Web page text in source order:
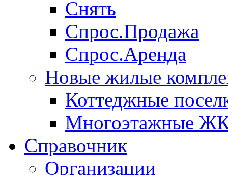
Снять
Спрос.Продажа
Спрос.Аренда
Новые жилые
Коттеджные
Многоэтажные
Справочник
Организации